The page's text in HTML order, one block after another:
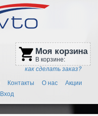
shopping_cart Моя корзина
В корзине:
как сделать заказ?
Контакты О нас
Акции
Вход